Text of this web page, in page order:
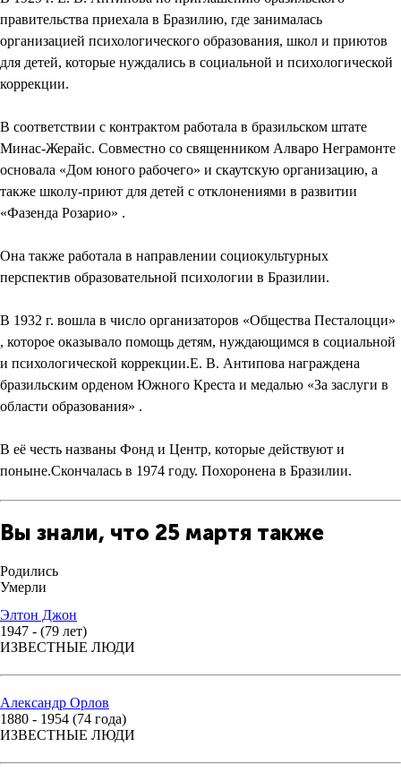
правительства приехала в Бразилию, где занималась
организацией психологического образования, школ и приютов
для детей, которые нуждались в социальной и психологической
коррекции.
В соответствии с контрактом работала в бразильском штате
Минас-Жерайс. Совместно со священником Алваро Неграмонте
основала «Дом юного рабочего» и скаутскую организацию, а
также школу-приют для детей с отклонениями в развитии
«Фазенда Розарио» .
Она также работала в направлении социокультурных
перспектив образовательной психологии в Бразилии.
В 1932 г. вошла в число организаторов «Общества Песталоцци»
, которое оказывало помощь детям, нуждающимся в социальной
и психологической коррекции.Е. В. Антипова награждена
бразильским орденом Южного Креста и медалью «За заслуги в
области образования» .
В её честь названы Фонд и Центр, которые действуют и
поныне.Скончалась в 1974 году. Похоронена в Бразилии.
Вы знали, что 25 мартя также
Родились
Умерли
Элтон Джон
1947 - (79 лет)
ИЗВЕСТНЫЕ ЛЮДИ
Александр Орлов
1880 - 1954 (74 года)
ИЗВЕСТНЫЕ ЛЮДИ